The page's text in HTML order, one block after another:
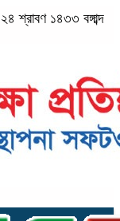
শ্রাবণ ১৪৩৩ বঙ্গাব্দ